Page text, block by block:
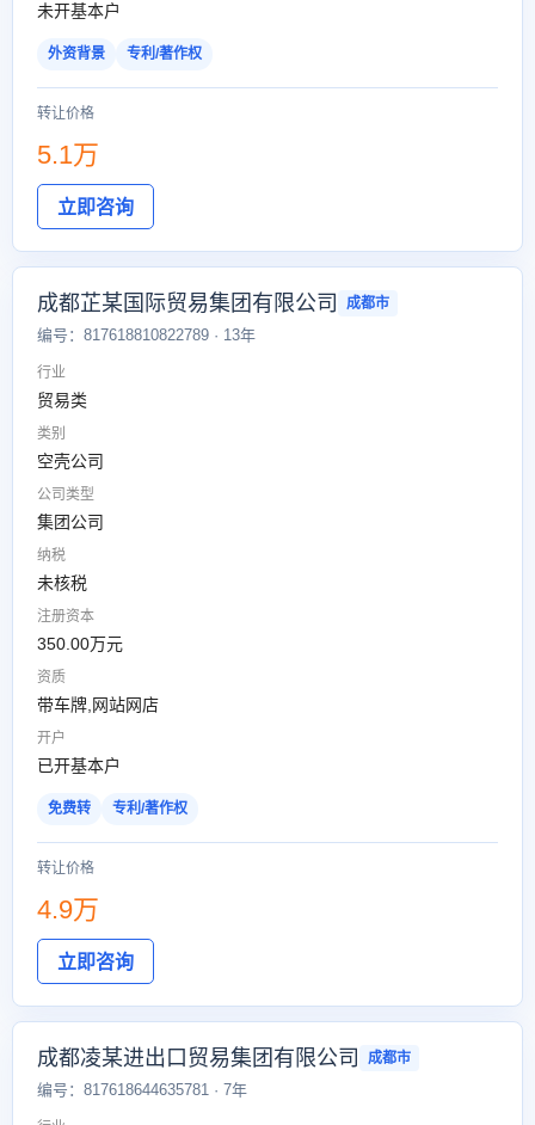
未开基本户
外资背景 专利/著作权
转让价格
5.1万
立即咨询
成都芷某国际贸易集团有限公司 成都市
编号：817618810822789 · 13年
行业
贸易类
类别
空壳公司
公司类型
集团公司
纳税
未核税
注册资本
350.00万元
资质
带车牌,网站网店
开户
已开基本户
免费转 专利/著作权
转让价格
4.9万
立即咨询
成都凌某进出口贸易集团有限公司 成都市
编号：817618644635781 · 7年